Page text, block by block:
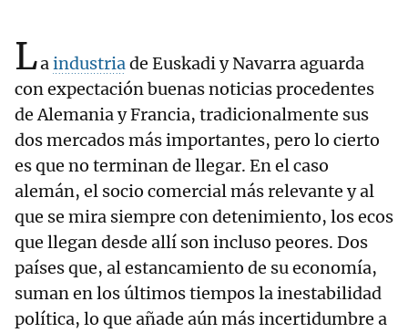
Laindustriade Euskadi y Navarra aguarda
con expectación buenas noticias procedentes
de Alemania y Francia, tradicionalmente sus
dos mercados más importantes, pero lo cierto
es que no terminan de llegar. En el caso
alemán, el socio comercial más relevante y al
que se mira siempre con detenimiento, los ecos
que llegan desde allí son incluso peores. Dos
países que, al estancamiento de su economía,
suman en los últimos tiempos la inestabilidad
política, lo que añade aún más incertidumbre a